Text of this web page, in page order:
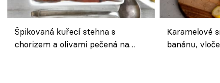
Špikovaná kuřecí stehna s
chorizem a olivami pečená na
Karamelové
banánu,